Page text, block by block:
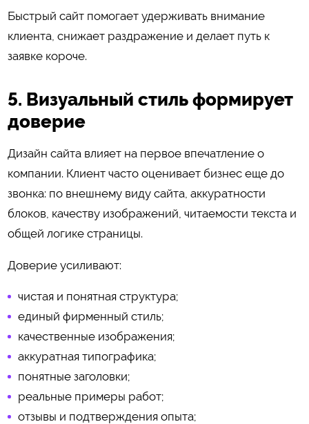
Быстрый сайт помогает удерживать внимание
клиента, снижает раздражение и делает путь к
заявке короче.
5. Визуальный стиль формирует
доверие
Дизайн сайта влияет на первое впечатление о
компании. Клиент часто оценивает бизнес еще до
звонка: по внешнему виду сайта, аккуратности
блоков, качеству изображений, читаемости текста и
общей логике страницы.
Доверие усиливают:
чистая и понятная структура;
единый фирменный стиль;
качественные изображения;
аккуратная типографика;
понятные заголовки;
реальные примеры работ;
отзывы и подтверждения опыта;